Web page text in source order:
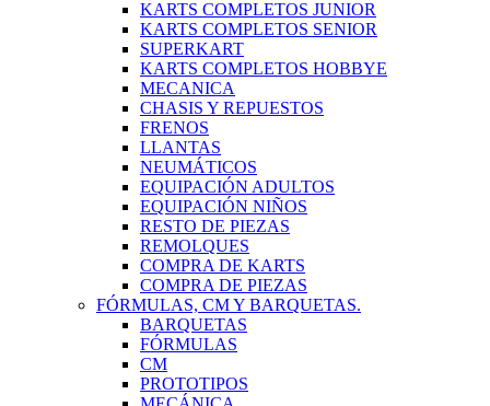
KARTS COMPLETOS JUNIOR
KARTS COMPLETOS SENIOR
SUPERKART
KARTS COMPLETOS HOBBYE
MECANICA
CHASIS Y REPUESTOS
FRENOS
LLANTAS
NEUMÁTICOS
EQUIPACIÓN ADULTOS
EQUIPACIÓN NIÑOS
RESTO DE PIEZAS
REMOLQUES
COMPRA DE KARTS
COMPRA DE PIEZAS
FÓRMULAS, CM Y BARQUETAS.
BARQUETAS
FÓRMULAS
CM
PROTOTIPOS